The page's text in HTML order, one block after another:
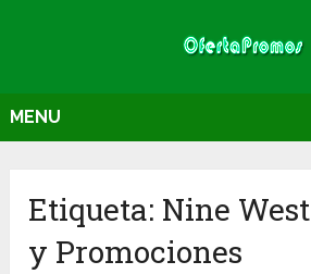
MENU
Etiqueta: Nine West
y Promociones